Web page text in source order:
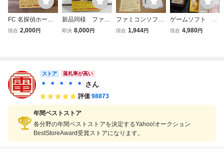
FC 名探偵ホーム
ズ 霧のロンドン殺
現在 2,000円
新品同様 ファミ
コン FC 名探偵
即決 8,000円
ファミコンソフト
シャーロックホー
現在 1,944円
ゲームソフト フ
ァミリーコンピュ
現在 4,980円
ストア 落札率が高い
＊ ＊ ＊ ＊ ＊ さん
評価 98873
年間ベストストア
各分野の年間ベストストアを決定するYahoo!オークション
BestStoreAward受賞ストアになります。